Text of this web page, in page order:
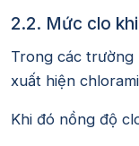
2.2. Mức clo
Trong các
xuất hiện
Khi đó nồng độ